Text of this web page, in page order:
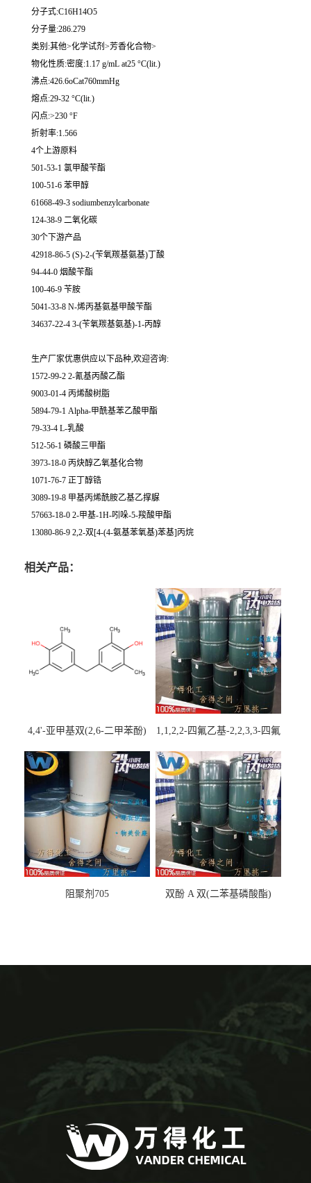
分子式:C16H14O5
分子量:286.279
类别:其他>化学试剂>芳香化合物>
物化性质:密度:1.17 g/mL at25 °C(lit.)
沸点:426.6oCat760mmHg
熔点:29-32 °C(lit.)
闪点:>230 °F
折射率:1.566
4个上游原料
501-53-1 氯甲酸苄酯
100-51-6 苯甲醇
61668-49-3 sodiumbenzylcarbonate
124-38-9 二氧化碳
30个下游产品
42918-86-5 (S)-2-(苄氧羰基氨基)丁酸
94-44-0 烟酸苄酯
100-46-9 苄胺
5041-33-8 N-烯丙基氨基甲酸苄酯
34637-22-4 3-(苄氧羰基氨基)-1-丙醇
生产厂家优惠供应以下品种,欢迎咨询:
1572-99-2 2-氰基丙酸乙酯
9003-01-4 丙烯酸树脂
5894-79-1 Alpha-甲酰基苯乙酸甲酯
79-33-4 L-乳酸
512-56-1 磷酸三甲酯
3973-18-0 丙炔醇乙氧基化合物
1071-76-7 正丁醇锆
3089-19-8 甲基丙烯酰胺乙基乙撑脲
57663-18-0 2-甲基-1H-吲哚-5-羧酸甲酯
13080-86-9 2,2-双[4-(4-氨基苯氧基)苯基]丙烷
相关产品：
4,4'-亚甲基双(2,6-二甲苯酚)
1,1,2,2-四氟乙基-2,2,3,3-四氟
阻聚剂705 双酚 A 双(二苯基磷酸酯)